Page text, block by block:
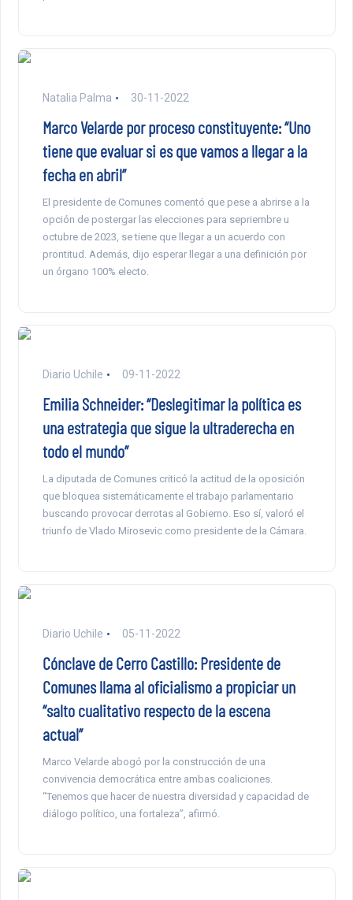
Natalia Palma 30-11-2022
Marco Velarde por proceso constituyente: “Uno
tiene que evaluar si es que vamos a llegar a la
fecha en abril”
El presidente de Comunes comentó que pese a abrirse a la
opción de postergar las elecciones para sepriembre u
octubre de 2023, se tiene que llegar a un acuerdo con
prontitud. Además, dijo esperar llegar a una definición por
un órgano 100% electo.
Diario Uchile 09-11-2022
Emilia Schneider: “Deslegitimar la política es
una estrategia que sigue la ultraderecha en
todo el mundo”
La diputada de Comunes criticó la actitud de la oposición
que bloquea sistemáticamente el trabajo parlamentario
buscando provocar derrotas al Gobierno. Eso sí, valoró el
triunfo de Vlado Mirosevic como presidente de la Cámara.
Diario Uchile 05-11-2022
Cónclave de Cerro Castillo: Presidente de
Comunes llama al oficialismo a propiciar un
“salto cualitativo respecto de la escena
actual”
Marco Velarde abogó por la construcción de una
convivencia democrática entre ambas coaliciones.
“Tenemos que hacer de nuestra diversidad y capacidad de
diálogo político, una fortaleza”, afirmó.